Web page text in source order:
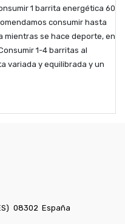
1 barrita energética 60
consumir hasta
mientras se hace deporte, en
1-4 barritas al
variada y equilibrada y un
08302 España